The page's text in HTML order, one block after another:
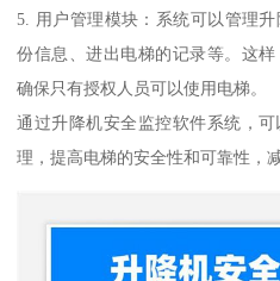
5. 用户管理模块：系统可以管理
份信息、进出电梯的记录等。这
确保只有授权人员可以使用电梯。
通过升降机安全监控软件系统，
理，提高电梯的安全性和可靠性，